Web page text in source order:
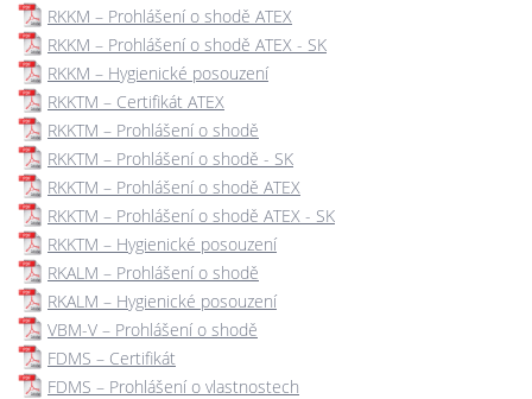
RKKM – Prohlášení o shodě ATEX
RKKM – Prohlášení o shodě ATEX - SK
RKKM – Hygienické posouzení
RKKTM – Certifikát ATEX
RKKTM – Prohlášení o shodě
RKKTM – Prohlášení o shodě - SK
RKKTM – Prohlášení o shodě ATEX
RKKTM – Prohlášení o shodě ATEX - SK
RKKTM – Hygienické posouzení
RKALM – Prohlášení o shodě
RKALM – Hygienické posouzení
VBM-V – Prohlášení o shodě
FDMS – Certifikát
FDMS – Prohlášení o vlastnostech